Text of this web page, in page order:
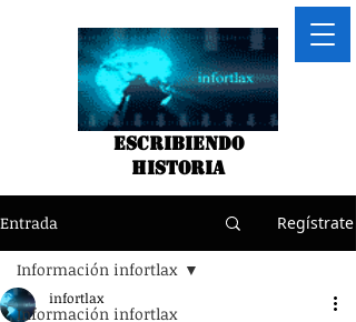
Escribiendo
historia
Entrada Regístrate
Información infortlax
Información infortlax
infortlax